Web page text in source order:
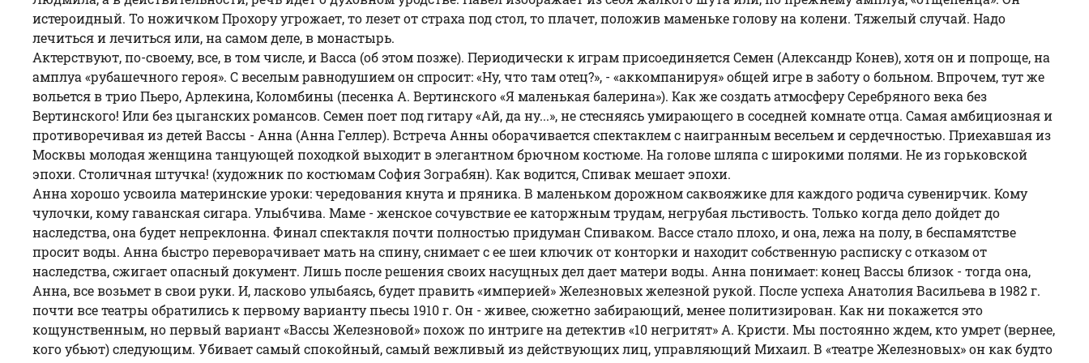
истероидный. То ножичком Прохору угрожает, то лезет от страха под стол, то плачет, положив маменьке голову на колени. Тяжелый случай. Надо
лечиться и лечиться или, на самом деле, в монастырь.
Актерствуют, по-своему, все, в том числе, и Васса (об этом позже). Периодически к играм присоединяется Семен (Александр Конев), хотя он и попроще, на
амплуа «рубашечного героя». С веселым равнодушием он спросит: «Ну, что там отец?», - «аккомпанируя» общей игре в заботу о больном. Впрочем, тут же
вольется в трио Пьеро, Арлекина, Коломбины (песенка А. Вертинского «Я маленькая балерина»). Как же создать атмосферу Серебряного века без
Вертинского! Или без цыганских романсов. Семен поет под гитару «Ай, да ну...», не стесняясь умирающего в соседней комнате отца. Самая амбициозная и
противоречивая из детей Вассы - Анна (Анна Геллер). Встреча Анны оборачивается спектаклем с наигранным весельем и сердечностью. Приехавшая из
Москвы молодая женщина танцующей походкой выходит в элегантном брючном костюме. На голове шляпа с широкими полями. Не из горьковской
эпохи. Столичная штучка! (художник по костюмам София Зограбян). Как водится,Спивакмешает эпохи.
Анна хорошо усвоила материнские уроки: чередования кнута и пряника. В маленьком дорожном саквояжике для каждого родича сувенирчик. Кому
чулочки, кому гаванская сигара. Улыбчива. Маме - женское сочувствие ее каторжным трудам, негрубая льстивость. Только когда дело дойдет до
наследства, она будет непреклонна. Финал спектакля почти полностью придуман Спиваком. Вассе стало плохо, и она, лежа на полу, в беспамятстве
просит воды. Анна быстро переворачивает мать на спину, снимает с ее шеи ключик от конторки и находит собственную расписку с отказом от
наследства, сжигает опасный документ. Лишь после решения своих насущных дел дает матери воды. Анна понимает: конец Вассы близок - тогда она,
Анна, все возьмет в свои руки. И, ласково улыбаясь, будет править «империей» Железновых железной рукой. После успеха Анатолия Васильева в 1982 г.
почти все театры обратились к первому варианту пьесы 1910 г. Он - живее, сюжетно забирающий, менее политизирован. Как ни покажется это
кощунственным, но первый вариант «Вассы Железновой» похож по интриге на детектив «10 негритят» А. Кристи. Мы постоянно ждем, кто умрет (вернее,
кого убьют) следующим. Убивает самый спокойный, самый вежливый из действующих лиц, управляющий Михаил. В «театре Железновых» он как будто